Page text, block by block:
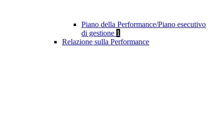
Piano della Performance/Piano esecutivo
di gestione 1
Relazione sulla Performance